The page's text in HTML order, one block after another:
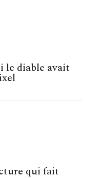
le diable avait
qui fait